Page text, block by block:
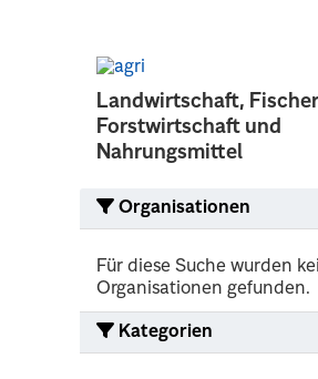
Landwirtschaft,
Forstwirtschaft und
Nahrungsmittel
Organisationen
Für diese Suche wurden
Organisationen gefunden.
Kategorien